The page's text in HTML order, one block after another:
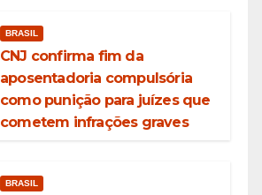
BRASIL
CNJ confirma fim da
aposentadoria compulsória
como punição para juízes que
cometem infrações graves
BRASIL